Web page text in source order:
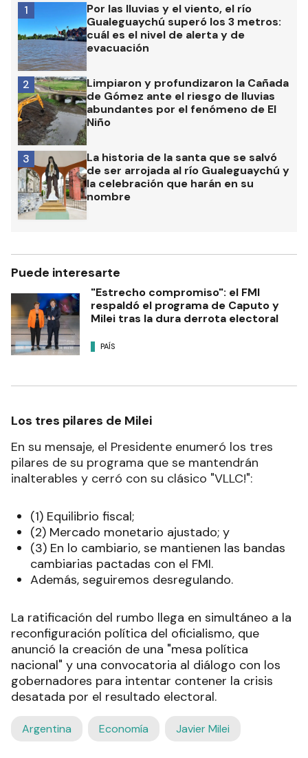
Por las lluvias y el viento, el río
Gualeguaychú superó los 3 metros:
cuál es el nivel de alerta y de
evacuación
1
Limpiaron y profundizaron la Cañada
de Gómez ante el riesgo de lluvias
abundantes por el fenómeno de El
Niño
2
La historia de la santa que se salvó
de ser arrojada al río Gualeguaychú y
la celebración que harán en su
nombre
3
Puede interesarte
"Estrecho compromiso": el FMI
respaldó el programa de Caputo y
Milei tras la dura derrota electoral
PAÍS
Los tres pilares de Milei
En su mensaje, el Presidente enumeró los tres
pilares de su programa que se mantendrán
inalterables y cerró con su clásico "VLLC!":
(1) Equilibrio fiscal;
(2) Mercado monetario ajustado; y
(3) En lo cambiario, se mantienen las bandas
cambiarias pactadas con el FMI.
Además, seguiremos desregulando.
La ratificación del rumbo llega en simultáneo a la
reconfiguración política del oficialismo, que
anunció la creación de una "mesa política
nacional" y una convocatoria al diálogo con los
gobernadores para intentar contener la crisis
desatada por el resultado electoral.
Argentina Economía Javier Milei